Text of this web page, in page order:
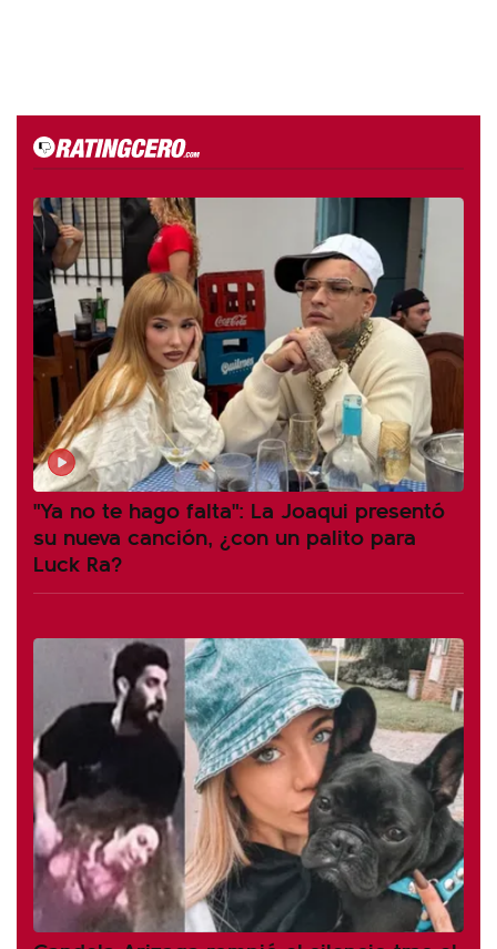
"Ya no te hago falta": La Joaqui presentó
su nueva canción, ¿con un palito para
Luck Ra?